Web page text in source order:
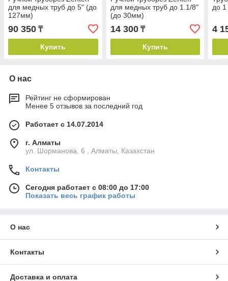
для медных труб до 5" (до
127мм)
90 350 ₸
Купить
для медных труб до 1.1/8"
(до 30мм)
14 300₸
Купить
до
4
О нас
Рейтинг не сформирован
Менее 5 отзывов за последний год
Работает с 14.07.2014
г. Алматы
ул. Шорманова, 6 , Алматы, Казахстан
Контакты
Сегодня работает с 08:00 до 17:00
Показать весь график работы
О нас
Контакты
Доставка и оплата